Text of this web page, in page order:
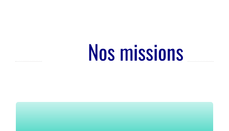
Nos missions